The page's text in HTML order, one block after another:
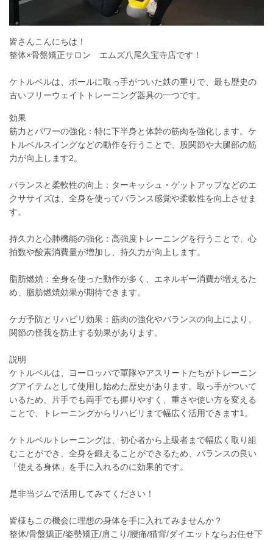
皆さんこんにちは！
整体×骨盤矯正サロン エムズ八尾久宝寺店です！
ケトルベルは、ボールに取っ手がついた鉄の重りで、最も歴史の
古いフリーウェイトトレーニング器具の一つです。
効果
筋力とパワーの強化：特に下半身と体幹の筋肉を強化します。ケ
トルベルスイングなどの動作を行うことで、股関節や大腿部の筋
力が向上します2。
バランスと柔軟性の向上：ターキッシュ・ゲットアップなどのエ
クササイズは、全身を使ってバランス感覚や柔軟性を向上させま
す。
持久力と心肺機能の強化：高強度トレーニングを行うことで、心
拍数や酸素消費量が増加し、持久力が向上します。
脂肪燃焼：全身を使った動作が多く、エネルギー消費が増えるた
め、脂肪燃焼効果が期待できます。
ケガ予防とリハビリ効果：筋肉の強化やバランスの向上により、
関節の怪我を防止する効果があります。
説明
ケトルベルは、ヨーロッパで軍隊やアスリートたちがトレーニン
グアイテムとして使用し始めた歴史があります。取っ手がついて
いるため、片手でも両手でも握りやすく、重さや使い方を変える
ことで、トレーニングからリハビリまで幅広く活用できます1。
ケトルベルトレーニングは、初心者から上級者まで幅広く取り組
むことができ、全身を鍛えることができるため、バランスの良い
「使える身体」を手に入れるのに効果的です。
是非当ジムで活用してみてください！
皆様もこの機会に理想の身体を手に入れてみませんか？
整体/骨盤矯正/姿勢矯正/肩こり/腰痛/猫背/ダイエットならお任せ下